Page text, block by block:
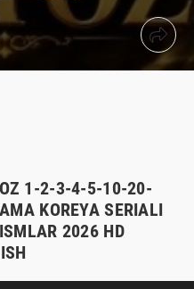
1-2-3-4-5-10-20-
KOREYA SERIALI
2026 HD